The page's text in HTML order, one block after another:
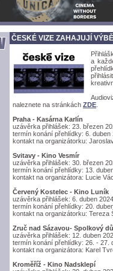
ČESKÉ VIZE ZAHAJUJÍ
a
naleznete na stránkách ZDE
Praha - Kasárna Karlín
uzávěrka přihlášek: 23. březen
termín konání přehlídky: 6. duben
kontakt na organizátorku:
Svitavy - Kino Vesmír
uzávěrka přihlášek: 30. březen
termín konání přehlídky: 13.
kontakt na organizátora: Lucie
Červený Kostelec - Kino Luník
uzávěrka přihlášek: 6. duben 2024
termín konání přehlídky: 20.
kontakt na organizátorku:
Zruč nad Sázavou- Spolkový
uzávěrka přihlášek: 12. duben
termín konání přehlídky: 26. - 27.
kontakt na organizátora: Karel
Kroměříž - Kino Nadsklepí